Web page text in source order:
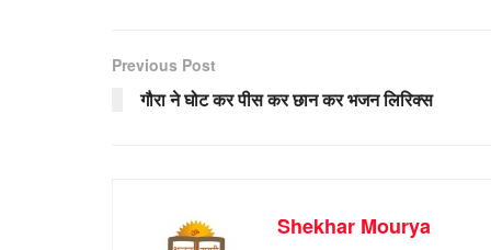
Previous Post
गौरा ने घोट कर पीस कर छान कर भजन लिरिक्स
Shekhar Mourya